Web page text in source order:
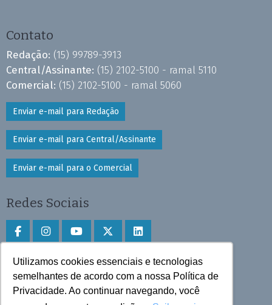
Utilizamos cookies essenciais e tecnologias
semelhantes de acordo com a nossa Política de
Privacidade. Ao continuar navegando, você
Contato
Redação: (15) 99789-3913
Central/Assinante: (15) 2102-5100 - ramal 5110
Comercial: (15) 2102-5100 - ramal 5060
Enviar e-mail para Redação
Enviar e-mail para Central/Assinante
Enviar e-mail para o Comercial
Redes Sociais
Faça download do aplicativo
Play Store e App Store